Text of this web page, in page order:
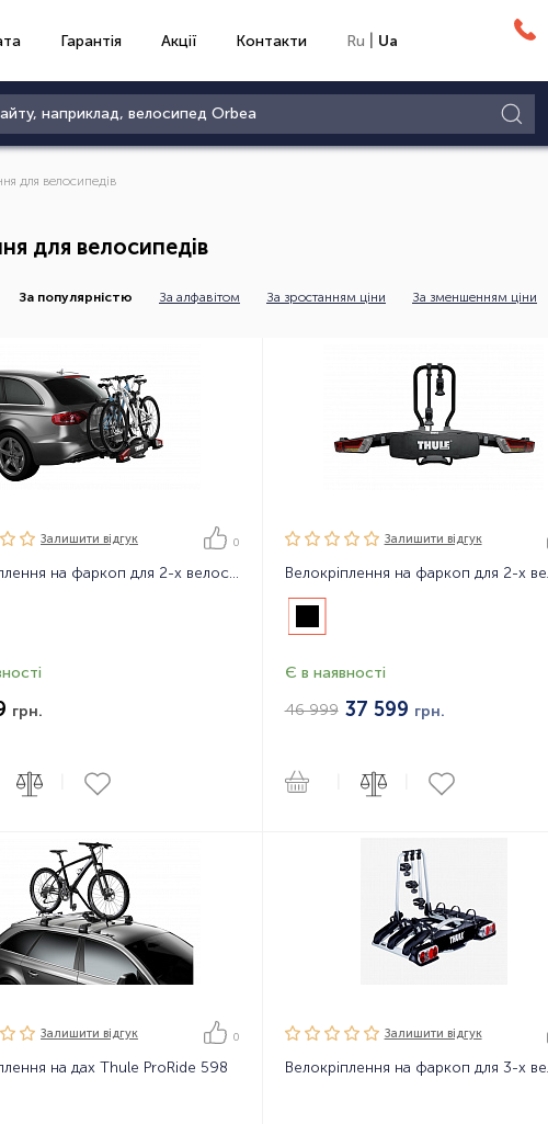
Гарантія Акції Контакти Ru Ua
для велосипедів
для велосипедів
За популярністю За алфавітом За зростанням ціни За зменшенням ціни
Залишити вiдгук 0
Велокріплення на фаркоп для 2-х велосипедів Thule VeloCompact 2
грн.
Залишити вiдгук
Є в наявності
46 999 37 599 грн.
Залишити вiдгук 0
на дах Thule ProRide 598
Залишити вiдгук